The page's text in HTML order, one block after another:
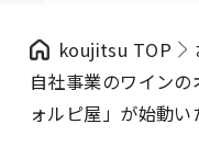
koujitsu TOP
自社事業のワイン
ォルピ屋」が始動い